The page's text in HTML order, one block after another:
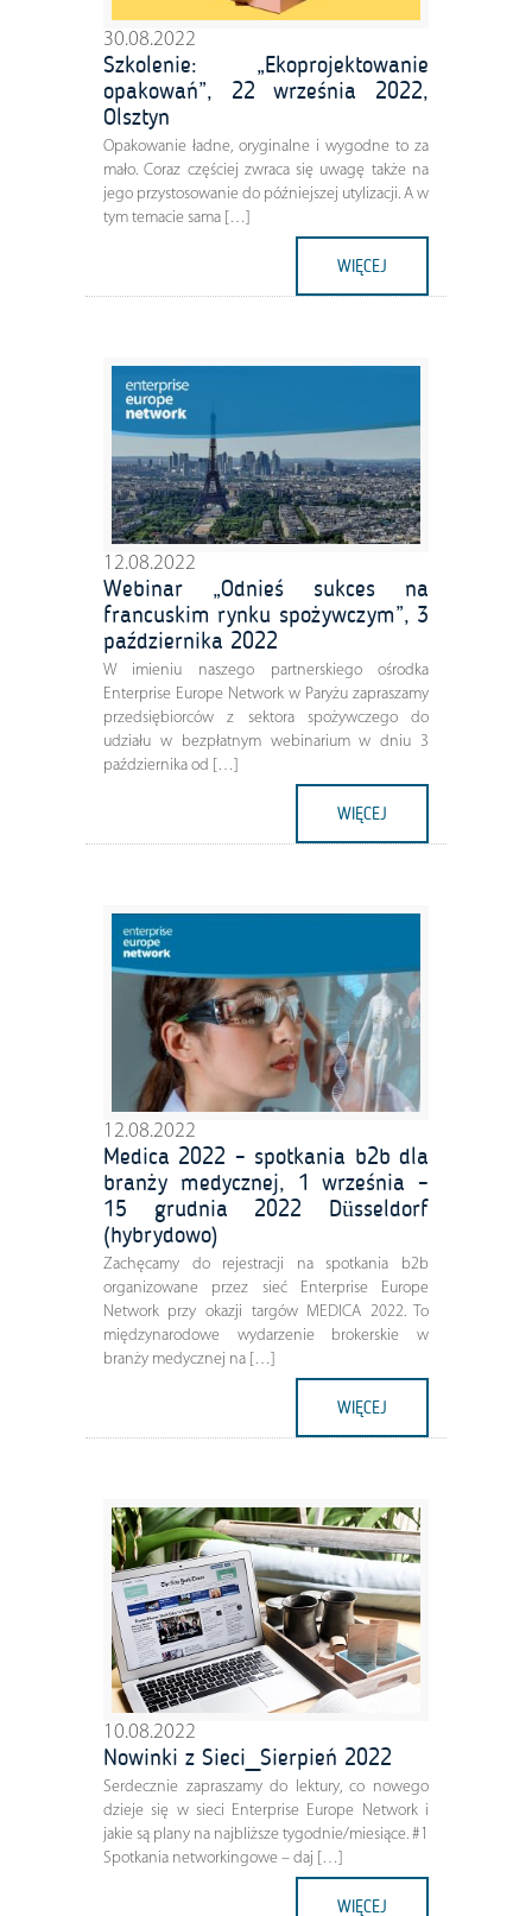
30.08.2022
Szkolenie: „Ekoprojektowanie
opakowań”, 22 września 2022,
Olsztyn
Opakowanie ładne, oryginalne i wygodne to za
mało. Coraz częściej zwraca się uwagę także na
jego przystosowanie do późniejszej utylizacji. A w
tym temacie sama […]
WIĘCEJ
12.08.2022
Webinar „Odnieś sukces na
francuskim rynku spożywczym”, 3
października 2022
W imieniu naszego partnerskiego ośrodka
Enterprise Europe Network w Paryżu zapraszamy
przedsiębiorców z sektora spożywczego do
udziału w bezpłatnym webinarium w dniu 3
października od […]
WIĘCEJ
12.08.2022
Medica 2022 – spotkania b2b dla
branży medycznej, 1 września –
15 grudnia 2022 Düsseldorf
(hybrydowo)
Zachęcamy do rejestracji na spotkania b2b
organizowane przez sieć Enterprise Europe
Network przy okazji targów MEDICA 2022. To
międzynarodowe wydarzenie brokerskie w
branży medycznej na […]
WIĘCEJ
10.08.2022
Nowinki z Sieci_Sierpień 2022
Serdecznie zapraszamy do lektury, co nowego
dzieje się w sieci Enterprise Europe Network i
jakie są plany na najbliższe tygodnie/miesiące. #1
Spotkania networkingowe – daj […]
WIĘCEJ